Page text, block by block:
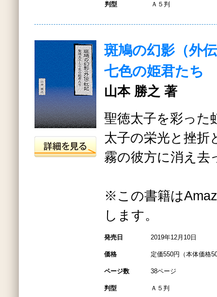
判型 Ａ５判
斑鳩の幻影（外
七色の姫君たち
山本 勝之 著
聖徳太子を彩った
太子の栄光と挫折
霧の彼方に消え
※この書籍は
します。
発売日 2019年12月10日
価格 定価550円（本体価格
ページ数 38ページ
判型 Ａ５判